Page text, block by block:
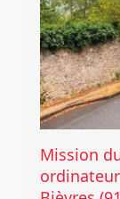
Mission